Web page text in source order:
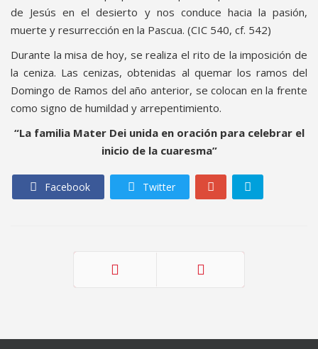
de Jesús en el desierto y nos conduce hacia la pasión,
muerte y resurrección en la Pascua. (CIC 540, cf. 542)
Durante la misa de hoy, se realiza el rito de la imposición de
la ceniza. Las cenizas, obtenidas al quemar los ramos del
Domingo de Ramos del año anterior, se colocan en la frente
como signo de humildad y arrepentimiento.
“La familia Mater Dei unida en oración para celebrar el
inicio de la cuaresma”
Facebook Twitter